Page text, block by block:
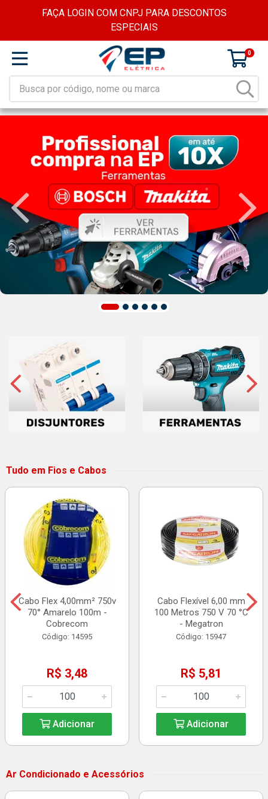
FAÇA LOGIN COM CNPJ PARA DESCONTOS
ESPECIAIS
0
Tudo em Fios e Cabos
Cabo Flex 4,00mm² 750v
70° Amarelo 100m -
Cobrecom
Código: 14595
R$ 3,48
Adicionar
Cabo Flexível 6,00 mm
100 Metros 750 V 70 °C
- Megatron
Código: 15947
R$ 5,81
Adicionar
Ar Condicionado e Acessórios